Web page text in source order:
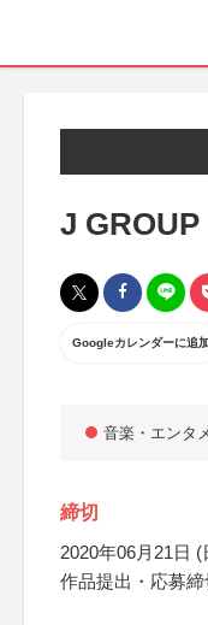
J
Googleカレンダーに追
音楽・エンタ
締切
2020年06月21日 (
作品提出・応募